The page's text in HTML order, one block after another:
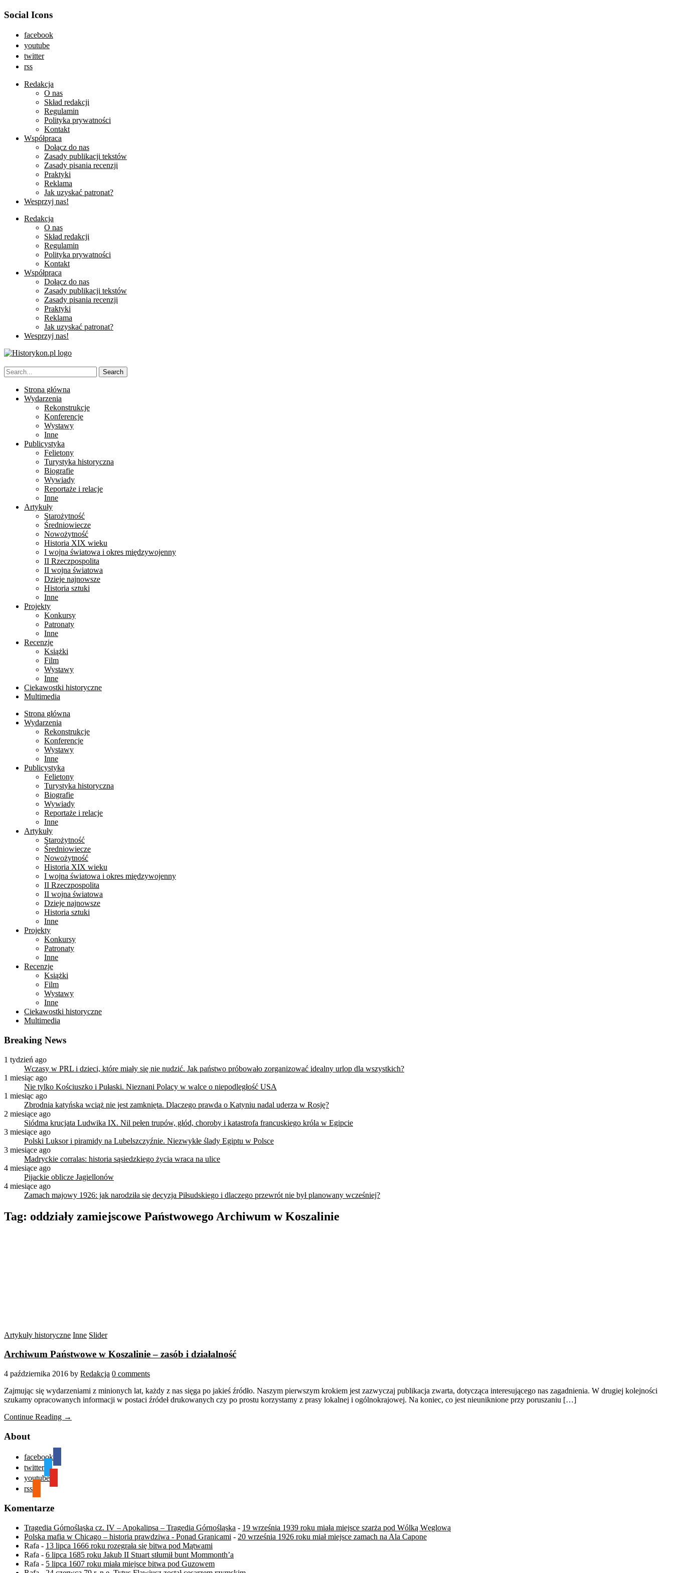
Social Icons
facebook
youtube
twitter
rss
Redakcja
O nas
Skład redakcji
Regulamin
Polityka prywatności
Kontakt
Współpraca
Dołącz do nas
Zasady publikacji tekstów
Zasady pisania recenzji
Praktyki
Reklama
Jak uzyskać patronat?
Wesprzyj nas!
Redakcja
O nas
Skład redakcji
Regulamin
Polityka prywatności
Kontakt
Współpraca
Dołącz do nas
Zasady publikacji tekstów
Zasady pisania recenzji
Praktyki
Reklama
Jak uzyskać patronat?
Wesprzyj nas!
Strona główna
Wydarzenia
Rekonstrukcje
Konferencje
Wystawy
Inne
Publicystyka
Felietony
Turystyka historyczna
Biografie
Wywiady
Reportaże i relacje
Inne
Artykuły
Starożytność
Średniowiecze
Nowożytność
Historia XIX wieku
I wojna światowa i okres międzywojenny
II Rzeczpospolita
II wojna światowa
Dzieje najnowsze
Historia sztuki
Inne
Projekty
Konkursy
Patronaty
Inne
Recenzje
Książki
Film
Wystawy
Inne
Ciekawostki historyczne
Multimedia
Strona główna
Wydarzenia
Rekonstrukcje
Konferencje
Wystawy
Inne
Publicystyka
Felietony
Turystyka historyczna
Biografie
Wywiady
Reportaże i relacje
Inne
Artykuły
Starożytność
Średniowiecze
Nowożytność
Historia XIX wieku
I wojna światowa i okres międzywojenny
II Rzeczpospolita
II wojna światowa
Dzieje najnowsze
Historia sztuki
Inne
Projekty
Konkursy
Patronaty
Inne
Recenzje
Książki
Film
Wystawy
Inne
Ciekawostki historyczne
Multimedia
Breaking News
1 tydzień ago
Wczasy w PRL i dzieci, które miały się nie nudzić. Jak państwo próbowało zorganizować idealny urlop dla wszystkich?
1 miesiąc ago
Nie tylko Kościuszko i Pułaski. Nieznani Polacy w walce o niepodległość USA
1 miesiąc ago
Zbrodnia katyńska wciąż nie jest zamknięta. Dlaczego prawda o Katyniu nadal uderza w Rosję?
2 miesiące ago
Siódma krucjata Ludwika IX. Nil pełen trupów, głód, choroby i katastrofa francuskiego króla w Egipcie
3 miesiące ago
Polski Luksor i piramidy na Lubelszczyźnie. Niezwykłe ślady Egiptu w Polsce
3 miesiące ago
Madryckie corralas: historia sąsiedzkiego życia wraca na ulice
4 miesiące ago
Pijackie oblicze Jagiellonów
4 miesiące ago
Zamach majowy 1926: jak narodziła się decyzja Piłsudskiego i dlaczego przewrót nie był planowany wcześniej?
Tag: oddziały zamiejscowe Państwowego Archiwum w Koszalinie
Artykuły historyczne Inne Slider
Archiwum Państwowe w Koszalinie – zasób i działalność
4 października 2016 by Redakcja 0 comments
Zajmując się wydarzeniami z minionych lat, każdy z nas sięga po jakieś źródło. Naszym pierwszym krokiem jest zazwyczaj publikacja zwarta, dotycząca interesującego nas zagadnienia. W drugiej kolejności
szukamy opracowanych informacji w postaci źródeł drukowanych czy po prostu korzystamy z prasy lokalnej i ogólnokrajowej. Na koniec, co jest nieuniknione przy poruszaniu […]
Continue Reading →
About
facebook
twitter
youtube
rss
Komentarze
Tragedia Górnośląska cz. IV – Apokalipsa – Tragedia Górnośląska - 19 września 1939 roku miała miejsce szarża pod Wólką Węglową
Polska mafia w Chicago – historia prawdziwa - Ponad Granicami - 20 września 1926 roku miał miejsce zamach na Ala Capone
Rafa - 13 lipca 1666 roku rozegrała się bitwa pod Mątwami
Rafa - 6 lipca 1685 roku Jakub II Stuart stłumił bunt Mommonth’a
Rafa - 5 lipca 1607 roku miała miejsce bitwa pod Guzowem